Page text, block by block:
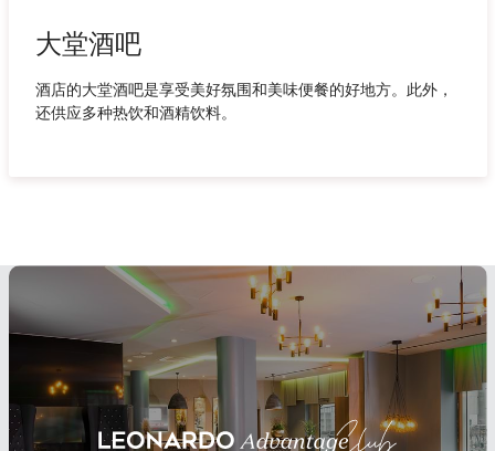
大堂酒吧
酒店的大堂酒吧是享受美好氛围和美味便餐的好地方。此外，
还供应多种热饮和酒精饮料。